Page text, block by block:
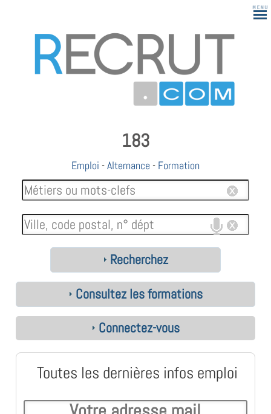
183
Emploi -Alternance - Formation
Recherchez
Consultez les formations
Connectez-vous
Toutes les dernières infos emploi